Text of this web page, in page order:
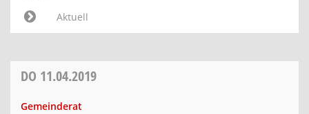
Aktuell
DO 11.04.2019
Gemeinderat